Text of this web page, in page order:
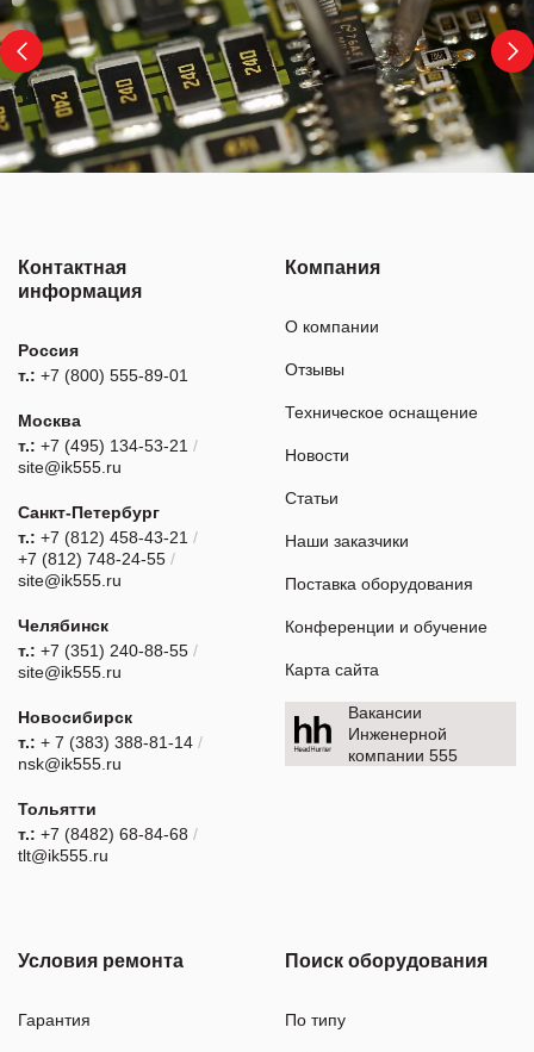
Контактная
информация
Россия
т.: +7 (800) 555-89-01
Москва
т.: +7 (495) 134-53-21 /
site@ik555.ru
Санкт-Петербург
т.: +7 (812) 458-43-21 /
+7 (812) 748-24-55 /
site@ik555.ru
Челябинск
т.: +7 (351) 240-88-55 /
site@ik555.ru
Новосибирск
т.: + 7 (383) 388-81-14 /
nsk@ik555.ru
Тольятти
т.: +7 (8482) 68-84-68 /
tlt@ik555.ru
Компания
О компании
Отзывы
Техническое оснащение
Новости
Статьи
Наши заказчики
Поставка оборудования
Конференции и обучение
Карта сайта
Вакансии
Инженерной
компании 555
Условия ремонта
Гарантия
Поиск оборудования
По типу